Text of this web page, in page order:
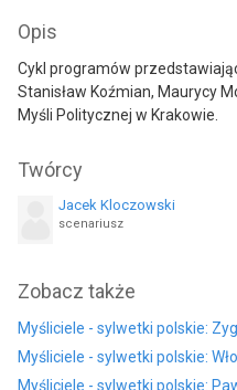
Opis
Cykl programów
Stanisław Koźmian, Maurycy
Myśli Politycznej w Krakowie.
Twórcy
Jacek Kloczowski
scenariusz
Zobacz także
Myśliciele - sylwetki polskie:
Myśliciele - sylwetki polskie:
Myśliciele - sylwetki polskie: